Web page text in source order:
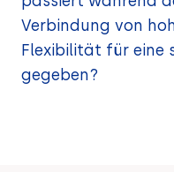
Verbindung von
Flexibilität für eine
gegeben?